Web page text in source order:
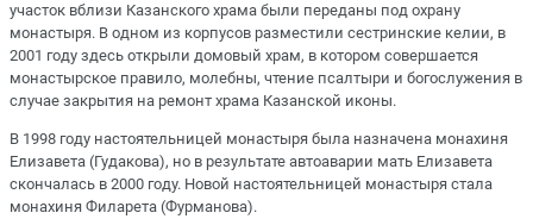
участок вблизи Казанского храма были переданы под охрану
монастыря. В одном из корпусов разместили сестринские келии, в
2001 году здесь открыли домовый храм, в котором совершается
монастырское правило, молебны, чтение псалтыри и богослужения в
случае закрытия на ремонт храма Казанской иконы.
В 1998 году настоятельницей монастыря была назначена монахиня
Елизавета (Гудакова), но в результате автоаварии мать Елизавета
скончалась в 2000 году. Новой настоятельницей монастыря стала
монахиня Филарета (Фурманова).